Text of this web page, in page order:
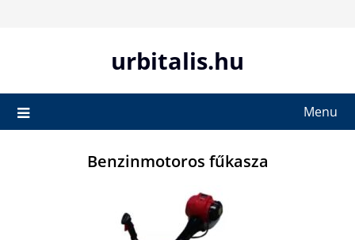
urbitalis.hu
Menu
Benzinmotoros fűkasza